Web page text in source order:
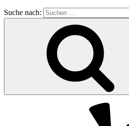
Suche nach: